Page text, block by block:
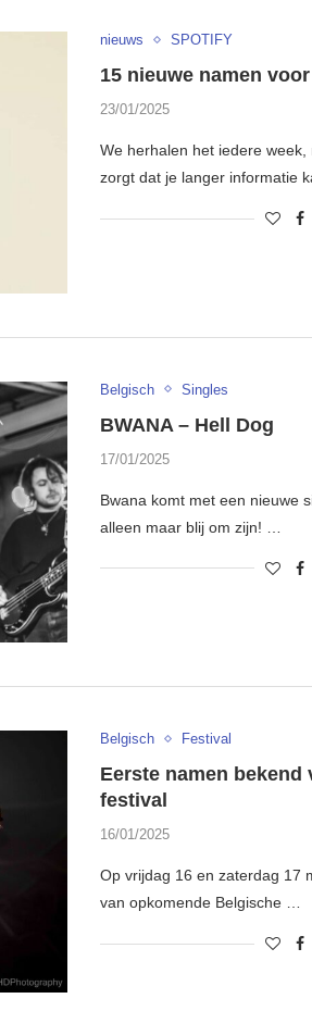
nieuws SPOTIFY
15 nieuwe namen
23/01/2025
We herhalen het iedere
zorgt dat je langer informatie
Belgisch Singles
BWANA – Hell Dog
17/01/2025
Bwana komt met een nieuwe
alleen maar blij om zijn! …
Belgisch Festival
Eerste namen bekend
festival
16/01/2025
Op vrijdag 16 en zaterdag 17
van opkomende Belgische …